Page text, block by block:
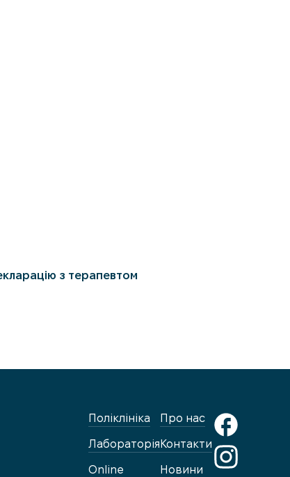
з терапевтом
Поліклініка
Лабораторія
Online
Про нас
Контакти
Новини